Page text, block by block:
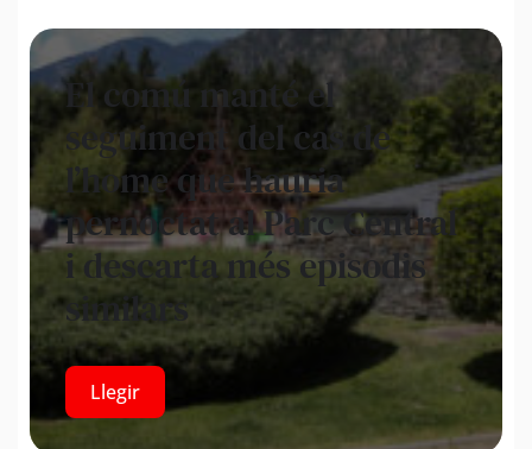
El comú manté el
seguiment del cas de
l’home que hauria
pernoctat al Parc Central
i descarta més episodis
similars
Llegir